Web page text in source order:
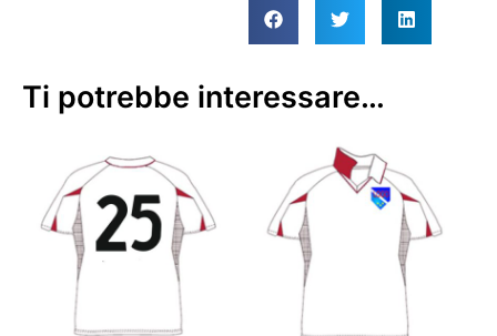
Ti potrebbe interessare…